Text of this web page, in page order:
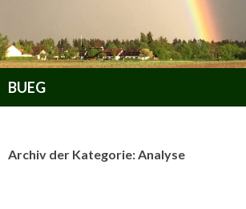
springen
BUEG
Archiv der Kategorie: Analyse